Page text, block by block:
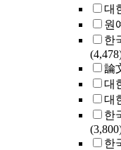
대
원
한
論
대
대
한
한